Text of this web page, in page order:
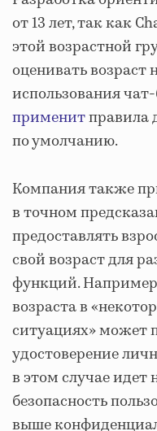
от 13 лет, так как
этой возрастной
оценивать возраст
использования
применитправила
по умолчанию.
Компания также
в точном
предоставлять
свой возраст для
функций.
возраста в
ситуациях» может
удостоверение
в этом случае
безопасность
выше